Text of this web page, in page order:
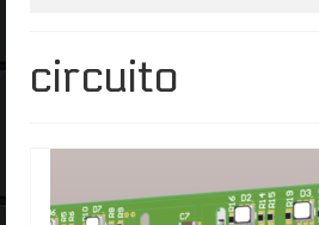
Proyectos
LifeLinker
Helvetios
circuito